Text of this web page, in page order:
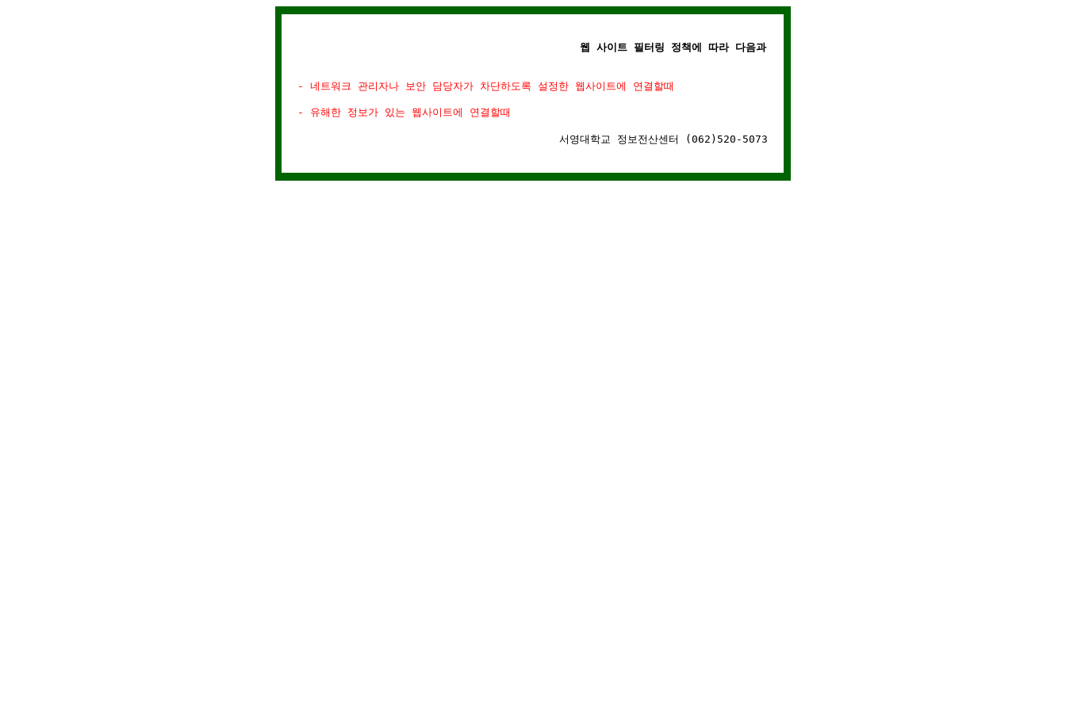
웹 사이트 필터링 정책에 따라 다음과 같은 경우에는 웹사이트 연결이 차단됩니다.
- 네트워크 관리자나 보안 담당자가 차단하도록 설정한 웹사이트에 연결할때
- 유해한 정보가 있는 웹사이트에 연결할때
서영대학교 정보전산센터 (062)520-5073